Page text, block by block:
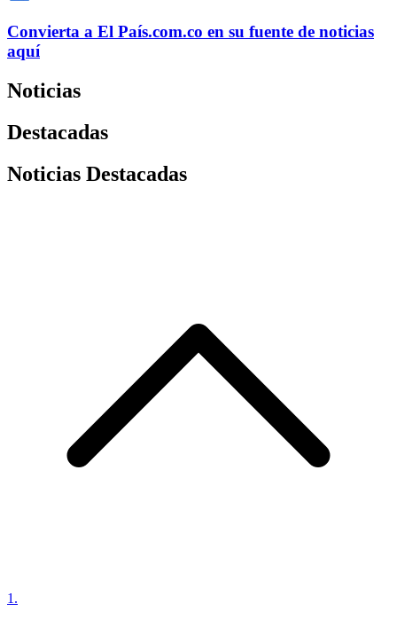
Convierta a El País.com.co en su fuente de noticias
aquí
Noticias
Destacadas
Noticias Destacadas
1 .